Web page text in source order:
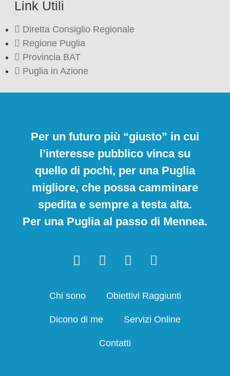
Link Utili
Diretta Consiglio Regionale
Regione Puglia
Provincia BAT
Puglia in Azione
Per un futuro più “giusto” in cui
l’interesse pubblico vinca su
quello di pochi, per una Puglia
migliore, che possa camminare
spedita e sempre a testa alta.
Per una Puglia al passo di Mennea.
Chi sono Obiettivi Raggiunti
Dicono di me Servizi Online
Contatti